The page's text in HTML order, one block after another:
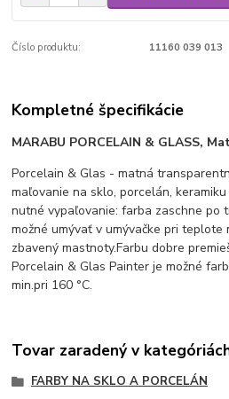
Číslo produktu: 11160 039 013
Kompletné špecifikácie
MARABU PORCELAIN & GLASS,
Porcelain & Glas - matná
maľovanie na sklo, porcelán,
nutné vypaľovanie: farba zaschne po
možné umývať v umývačke pri teplote
zbavený mastnoty.Farbu dobre
Porcelain & Glas Painter je možné
min.pri 160 °C.
Tovar zaradený v
FARBY NA SKLO A PORCELÁN